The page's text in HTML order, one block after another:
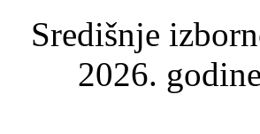
Središnje
2026.